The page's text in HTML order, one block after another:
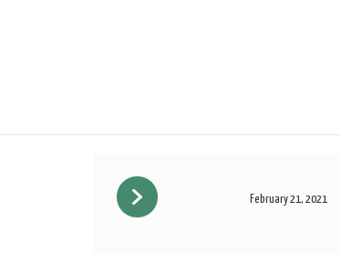
February 21, 2021